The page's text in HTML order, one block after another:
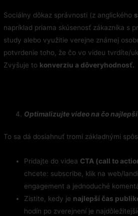
Sociálny dôkaz správnosti (z anglického
napríklad priama skúsenosť zákazníka s
study alebo využitie verejne známej
potvrdenie toho, že čo vo videu tvrdíte/
Zvyšuje to konverziu a dôveryhodnosť.
Optimalizujte video na čo
To sa dá dosiahnuť tromi základnými
Pridajte do videa CTA (call to
chcete: subscribe, klik na web/
engagement a jednoduché
Zistite, kedy je najlepší čas
hodín po zverejnení je